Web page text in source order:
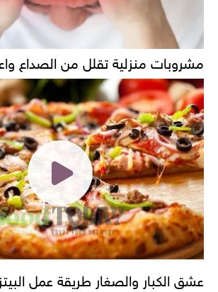
مشروبات منزلية تقلل من الصداع
عشق الكبار والصغار طريقة عمل